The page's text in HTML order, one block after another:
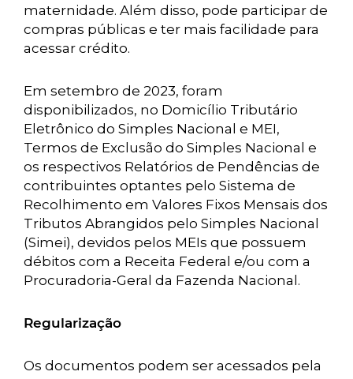
maternidade. Além disso, pode participar de
compras públicas e ter mais facilidade para
acessar crédito.
Em setembro de 2023, foram
disponibilizados, no Domicílio Tributário
Eletrônico do Simples Nacional e MEI,
Termos de Exclusão do Simples Nacional e
os respectivos Relatórios de Pendências de
contribuintes optantes pelo Sistema de
Recolhimento em Valores Fixos Mensais dos
Tributos Abrangidos pelo Simples Nacional
(Simei), devidos pelos MEIs que possuem
débitos com a Receita Federal e/ou com a
Procuradoria-Geral da Fazenda Nacional.
Regularização
Os documentos podem ser acessados pela